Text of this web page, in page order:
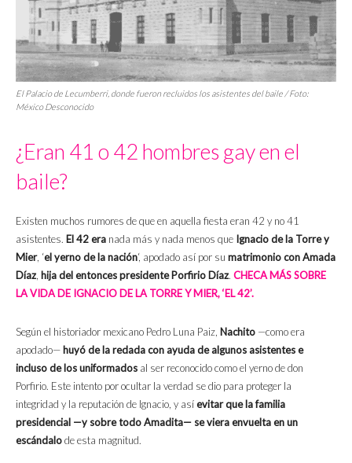
El Palacio de Lecumberri, donde fueron recluidos los asistentes del baile / Foto:
México Desconocido
¿Eran 41 o 42 hombres gay en el
baile?
Existen muchos rumores de que en aquella fiesta eran 42 y no 41
asistentes. El 42 era nada más y nada menos que Ignacio de la Torre y
Mier, ‘el yerno de la nación‘, apodado así por su matrimonio con Amada
Díaz hija del entonces presidente Porfirio Díaz. CHECA MÁS SOBRE
LA VIDA DE IGNACIO DE LA TORRE Y MIER, ‘EL 42’.
Según el historiador mexicano Pedro Luna Paiz, Nachito —como era
apodado— huyó de la redada con ayuda de algunos asistentes e
incluso de los uniformados al ser reconocido como el yerno de don
Porfirio. Este intento por ocultar la verdad se dio para proteger la
integridad y la reputación de Ignacio, y asíevitar que la familia
presidencial —y sobre todo Amadita— se viera envuelta en un
escándalode esta magnitud.